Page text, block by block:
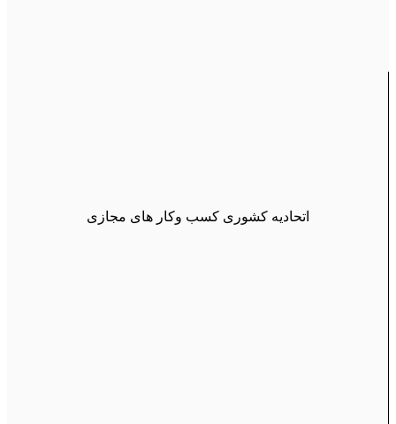
اتحادیه کشوری کسب وکار های مجازی